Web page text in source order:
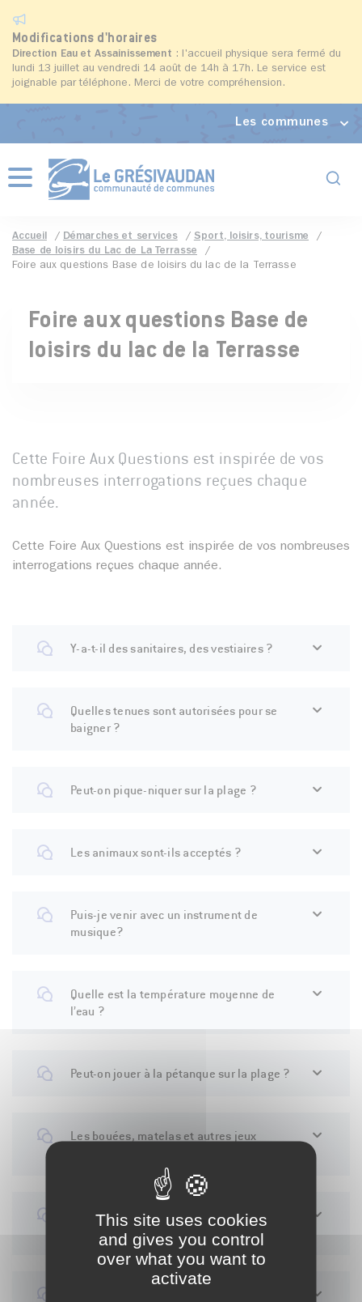
This site uses cookies
and gives you control
over what you want to
activate
Modifications d'horaires
Direction Eau et Assainissement : l'accueil physique sera fermé du
lundi 13 juillet au vendredi 14 août de 14h à 17h. Le service est
joignable par téléphone. Merci de votre compréhension.
Les communes
Menu
Accueil Démarches et services
Sport, loisirs, tourisme
Base de loisirs du Lac de La Terrasse
Foire aux questions Base de loisirs du lac de la Terrasse
Foire aux questions Base de
loisirs du lac de la Terrasse
Cette Foire Aux Questions est inspirée de vos
nombreuses interrogations reçues chaque
année.
Cette Foire Aux Questions est inspirée de vos nombreuses
interrogations reçues chaque année.
Y-a-t-il des sanitaires, des vestiaires ?
Quelles tenues sont autorisées pour se
baigner ?
Peut-on pique-niquer sur la plage ?
Les animaux sont-ils acceptés ?
Puis-je venir avec un instrument de
musique?
Quelle est la température moyenne de
l’eau ?
Peut-on jouer à la pétanque sur la plage ?
Les bouées, matelas et autres jeux
Peut-on mettre de la musique sur la plage